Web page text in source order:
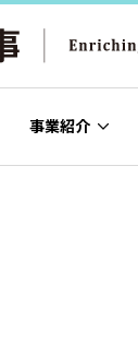
事業紹介